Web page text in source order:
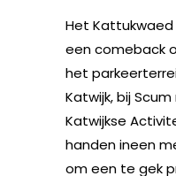
Het
een comeback
het
Katwijk, bij
Katwijkse
handen ineen
om een te gek